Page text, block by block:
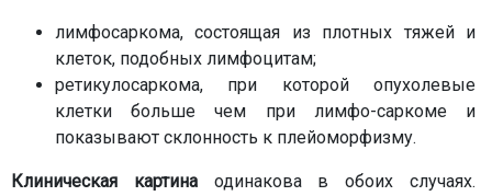
лимфосаркома, состоящая из плотных тяжей и
клеток, подобных лимфоцитам;
ретикулосаркома, при которой опухолевые
клетки больше чем при лимфо-саркоме и
показывают склонность к плейоморфизму.
Клиническая картинаодинакова в обоих случаях.